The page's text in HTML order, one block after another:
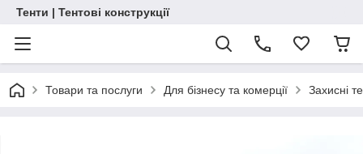
Тенти | Тентові конструкції
Товари та послуги Для бізнесу та комерції Захисні